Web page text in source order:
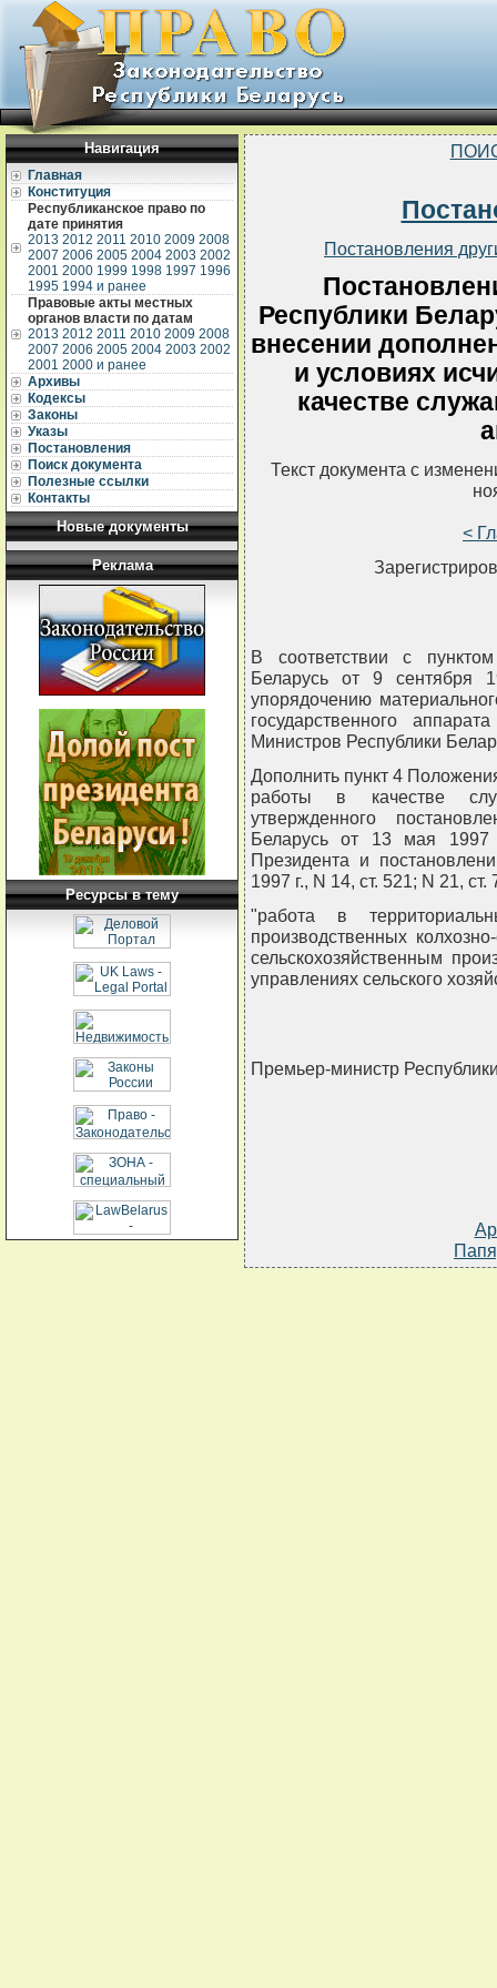
Навигация
Главная
Конституция
Республиканское право по
дате принятия
2013 2012 2011 2010 2009 2008
2007 2006 2005 2004 2003 2002
2001 2000 1999 1998 1997 1996
1995 1994 и ранее
Правовые акты местных
органов власти по датам
2013 2012 2011 2010 2009 2008
2007 2006 2005 2004 2003 2002
2001 2000 и ранее
Архивы
Кодексы
Законы
Указы
Постановления
Поиск документа
Полезные ссылки
Контакты
Новые документы
Реклама
Ресурсы в тему
Постановления
Республики
внесении
и условиях
качестве
Текст документа с
<
В соответствии с
Беларусь от 9 сентября
упорядочению
государственного
Министров Республики
Дополнить пункт 4
работы в качестве
утвержденного
Беларусь от 13 мая 1997
Президента и
1997 г., N 14, ст. 521; N 21,
"работа в
производственных
сельскохозяйственным
управлениях сельского
Премьер-министр